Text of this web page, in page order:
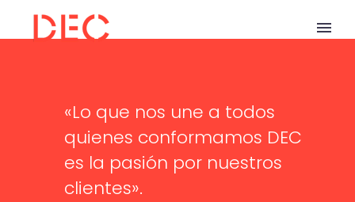
«Lo que nos une a todos
quienes conformamos DEC
es la pasión por nuestros
clientes».